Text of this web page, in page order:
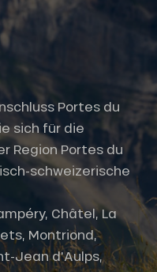
Service
Portes du
sich für die
Region Portes du
schweizerische
Châtel, La
Montriond,
Jean d'Aulps,